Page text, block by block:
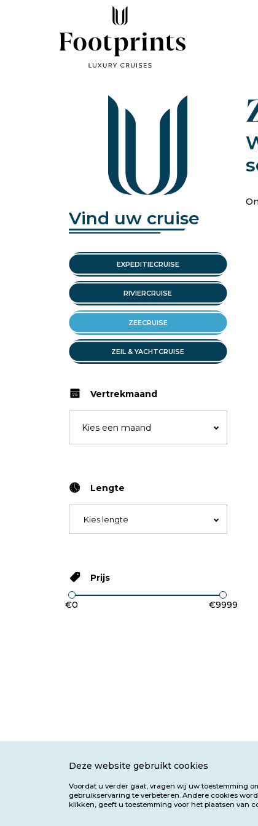
Vind uw cruise
EXPEDITIECRUISE
RIVIERCRUISE
ZEECRUISE
ZEIL & YACHTCRUISE
Vertrekmaand
Lengte
Kies lengte
Prijs
€0 €9999
Deze website gebruikt cookies
Voordat u verder gaat, vragen wij uw toestemming
gebruikservaring te verbeteren. Andere cookies
klikken, geeft u toestemming voor het plaatsen van